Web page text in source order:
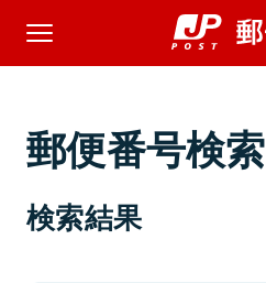
郵便番号検索
検索結果